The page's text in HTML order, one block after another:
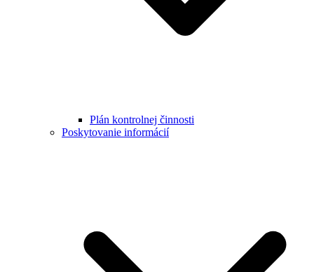
Plán kontrolnej činnosti
Poskytovanie informácií